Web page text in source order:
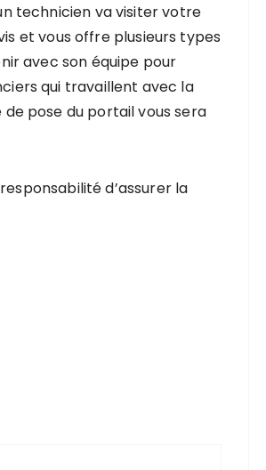
technicien va visiter votre
et vous offre plusieurs types
avec son équipe pour
qui travaillent avec la
pose du portail vous sera
d’assurer la